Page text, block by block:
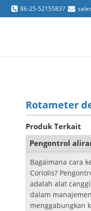
86-25-52155837
Rotameter
Produk Terkait
Pengontrol
Bagaimana cara
Coriolis?
adalah alat
dalam
menggabungkan